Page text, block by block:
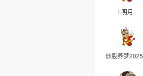
上明月
炒股养梦2025